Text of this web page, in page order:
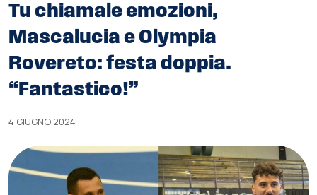
Tu chiamale emozioni,
Mascalucia e Olympia
Rovereto: festa doppia.
“Fantastico!”
4 GIUGNO 2024